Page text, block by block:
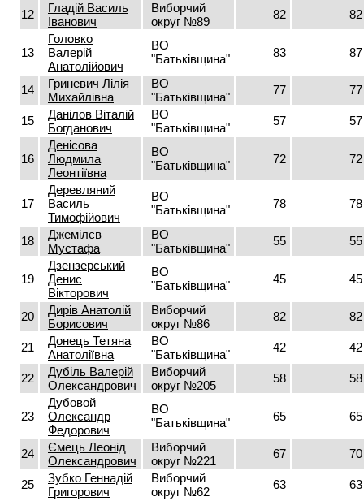
12
Гладій Василь
Іванович
Виборчий
округ №89
82 82
13
Головко
Валерій
Анатолійович
ВО
"Батьківщина"
83 87
14
Гриневич Лілія
Михайлівна
ВО
"Батьківщина"
77 77
15
Данілов Віталій
Богданович
ВО
"Батьківщина"
57 57
16
Денісова
Людмила
Леонтіївна
ВО
"Батьківщина"
72 72
17
Деревляний
Василь
Тимофійович
ВО
"Батьківщина"
78 78
18
Джемілєв
Мустафа
ВО
"Батьківщина"
55 55
19
Дзензерський
Денис
Вікторович
ВО
"Батьківщина"
45 45
20
Дирів Анатолій
Борисович
Виборчий
округ №86
82 82
21
Донець Тетяна
Анатоліївна
ВО
"Батьківщина"
42 42
22
Дубіль Валерій
Олександрович
Виборчий
округ №205
58 58
23
Дубовой
Олександр
Федорович
ВО
"Батьківщина"
65 65
24
Ємець Леонід
Олександрович
Виборчий
округ №221
67 70
25
Зубко Геннадій
Григорович
Виборчий
округ №62
63 63